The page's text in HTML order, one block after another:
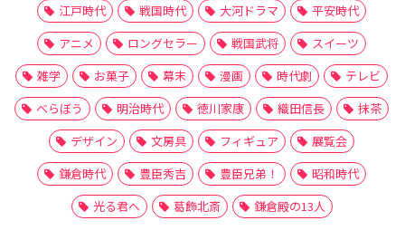
江戸時代 戦国時代 大河ドラマ
平安時代
アニメ
ロングセラー 戦国武将
スイーツ
雑学
お菓子 幕末 漫画 時代劇
テレビ
べらぼう
明治時代 徳川家康 織田信長
抹茶
デザイン
文房具 フィギュア
展覧会
鎌倉時代
豊臣秀吉 豊臣兄弟！
昭和時代
光る君へ
葛飾北斎 鎌倉殿の13人